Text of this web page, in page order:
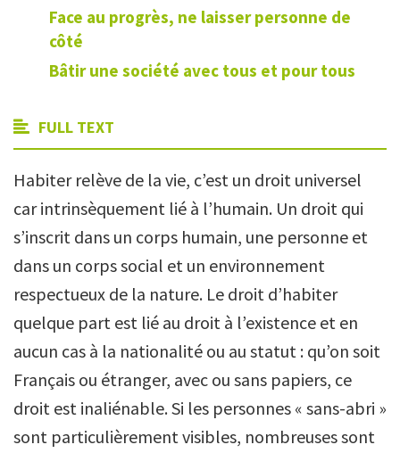
Face au progrès, ne laisser personne de
côté
Bâtir une société avec tous et pour tous
FULL TEXT
Habiter relève de la vie, c’est un droit universel
car intrinsèquement lié à l’humain. Un droit qui
s’inscrit dans un corps humain, une personne et
dans un corps social et un environnement
respectueux de la nature. Le droit d’habiter
quelque part est lié au droit à l’existence et en
aucun cas à la nationalité ou au statut : qu’on soit
Français ou étranger, avec ou sans papiers, ce
droit est inaliénable. Si les personnes « sans-abri »
sont particulièrement visibles, nombreuses sont